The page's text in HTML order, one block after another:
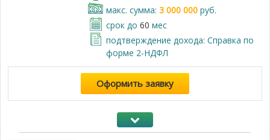
макс. сумма: 3 000 000руб.
срок до 60 мес
подтверждение дохода: Справка по
форме 2-НДФЛ
Оформить заявку